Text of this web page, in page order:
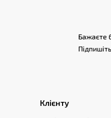
Бажаєте
Клієнту